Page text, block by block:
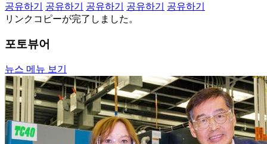
공유하기
공유하기 공유하기 공유하기
공유하기
リンクコピーが完了しました。
포토뷰어
뉴스 메뉴 보기